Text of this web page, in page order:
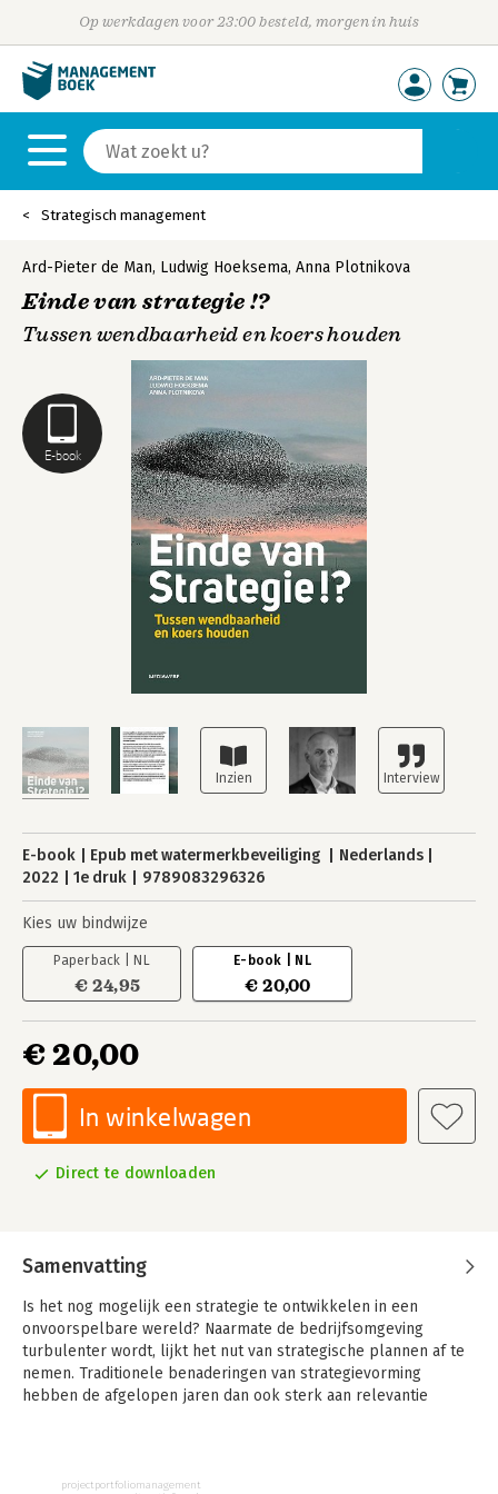
Op werkdagen voor 23:00 besteld, morgen in huis
Strategisch management
E-book
Ard-Pieter de Man, Ludwig Hoeksema, Anna Plotnikova
Einde van strategie !?
Tussen wendbaarheid en koers houden
E-book Epub met watermerkbeveiliging
Nederlands
2022
1e druk 9789083296326
Kies uw bindwijze
Paperback | NL
€ 24,95
E-book | NL
€ 20,00
€ 20,00
In winkelwagen
Direct te downloaden
Samenvatting
Is het nog mogelijk een strategie te ontwikkelen in een
onvoorspelbare wereld? Naarmate de bedrijfsomgeving
turbulenter wordt, lijkt het nut van strategische plannen af te
nemen. Traditionele benaderingen van strategievorming
hebben de afgelopen jaren dan ook sterk aan relevantie
organisaties nog altijd plannen maken en strategisch handelen.
projectportfoliomanagement